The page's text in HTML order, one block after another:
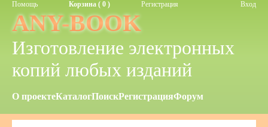
Помощь Корзина ( 0 ) Регистрация Вход
ANY-BOOK
Изготовление электронных
копий любых изданий
О проектеКаталогПоискРегистрацияФорум